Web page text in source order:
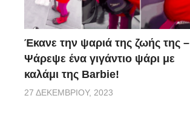
Έκανε την ψαριά της ζωής της –
Ψάρεψε ένα γιγάντιο ψάρι με
καλάμι της Barbie!
27 ΔΕΚΕΜΒΡΊΟΥ, 2023